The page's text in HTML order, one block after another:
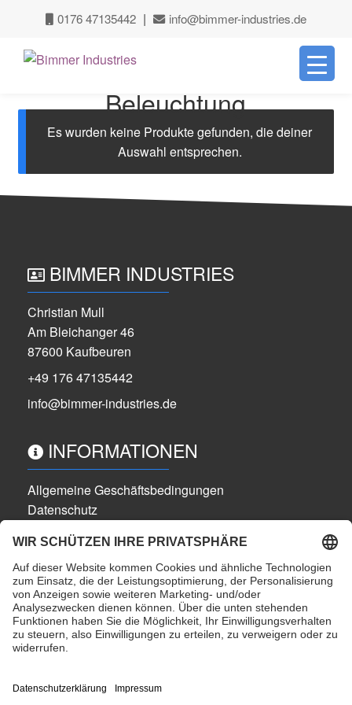
0176 47135442 | info@bimmer-industries.de
Zur
Navigation
Zum
Inhalt
Beleuchtung
Es wurden keine Produkte gefunden, die deiner
Auswahl entsprechen.
INFORMATIONEN
Allgemeine Geschäftsbedingungen
Datenschutz
Cookie-Einstellungen
Impressum
Versandkosten
Partner
alle Preise inkl. gesetzlicher MwSt.
ZAHLUNGSMÖGLICHKEITEN
BIMMER INDUSTRIES
Christian Mull
Am Bleichanger 46
87600 Kaufbeuren
+49 176 47135442
info@bimmer-industries.de